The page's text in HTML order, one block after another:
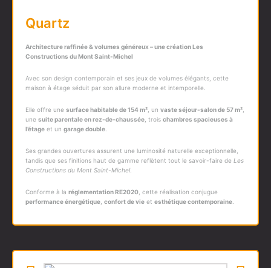
Quartz
Architecture raffinée & volumes généreux – une créationLes
Constructions du Mont Saint-Michel
Avec son design contemporain et ses jeux de volumes élégants, cette
maison à étage séduit par son allure moderne et intemporelle.
Elle offre une surface habitable de 154 m² , un vaste séjour-salon de 57 m²
une suite parentale en rez-de-chaussée , trois chambres spacieuses à
l’étage et un garage double
Ses grandes ouvertures assurent une luminosité naturelle exceptionnelle,
tandis que ses finitions haut de gamme reflètent tout le savoir-faire de Les
Constructions du Mont Saint-Michel
Conforme à la réglementation RE2020 , cette réalisation conjugue
performance énergétique confort de vie et esthétique contemporaine